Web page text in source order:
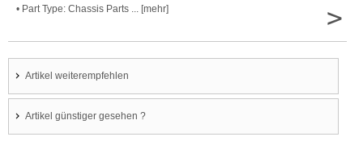
• Part Type: Chassis Parts ... [mehr]
>
Artikel weiterempfehlen
Artikel günstiger gesehen ?